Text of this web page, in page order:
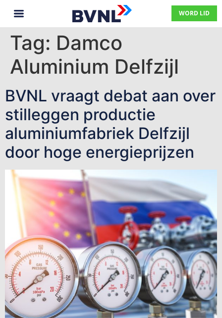
WORD LID
Tag: Damco
Aluminium Delfzijl
BVNL vraagt debat aan over
stilleggen productie
aluminiumfabriek Delfzijl
door hoge energieprijzen